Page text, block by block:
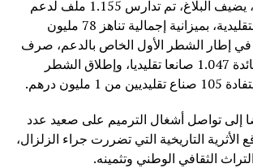
في سياق ذي صلة، يضيف البلاغ، تم تدارس 1.155 ملف لدعم
ورشات الصناعة التقليدية، بميزانية إجمالية تناهز 78 مليون
إطار الشطر الأول الخاص بالدعم، صرف
10 ملايين درهم لفائدة 1.047 صانعا تقليديا، وإطلاق الشطر
درهم.
إلى تواصل أشغال الترميم على صعيد عدد
الأثرية التاريخية التي تضررت جراء الزلزال،
الثقافي الوطني وتثمينه.